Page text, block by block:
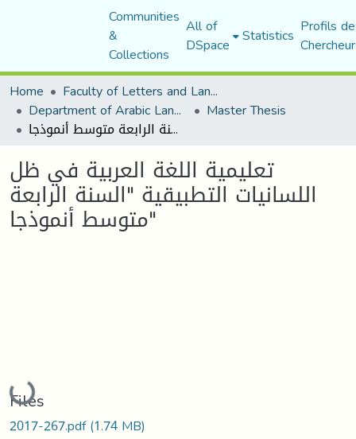
Communities
&
Collections
All of
DSpace Statistics Profils
Home
Faculty of Letters and Languages
Department of Arabic Language and Literature Master Thesis
تعليمية اللغة العربية في ظل اللسانيات التطبيقية "السنة الرابعة متوسط أنموذجا"
تعليمية اللغة العربية في ظل
اللسانيات التطبيقية "السنة الرابعة
متوسط أنموذجا"
Loading...
Files
2017-267.pdf(1.74 MB)